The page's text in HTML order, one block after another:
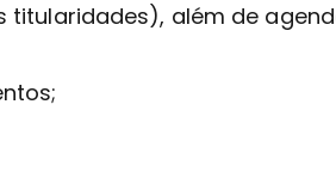
titularidades), além de